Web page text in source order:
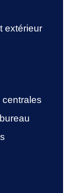
extérieur